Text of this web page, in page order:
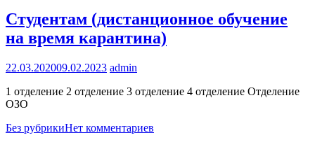
Студентам (дистанционное обучение
на время карантина)
22.03.202009.02.2023 admin
1 отделение 2 отделение 3 отделение 4 отделение Отделение
ОЗО
Без рубрикиНет комментариев